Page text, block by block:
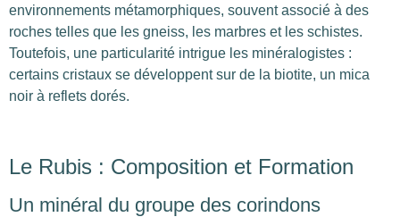
environnements métamorphiques, souvent associé à des
roches telles que les gneiss, les marbres et les schistes.
Toutefois, une particularité intrigue les minéralogistes :
certains cristaux se développent sur de la biotite, un mica
noir à reflets dorés.
Le Rubis : Composition et Formation
Un minéral du groupe des corindons